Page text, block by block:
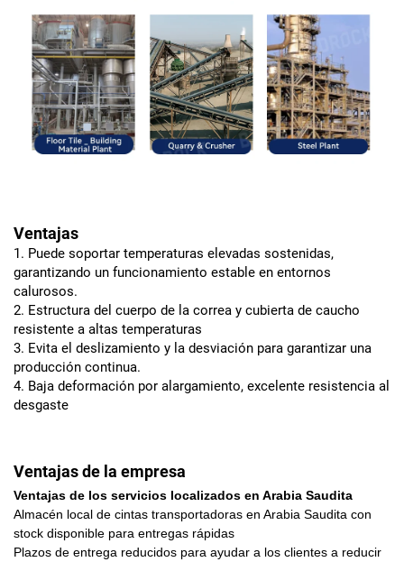
Ventajas
1. Puede soportar temperaturas elevadas sostenidas,
garantizando un funcionamiento estable en entornos
calurosos.
2. Estructura del cuerpo de la correa y cubierta de caucho
resistente a altas temperaturas
3. Evita el deslizamiento y la desviación para garantizar una
producción continua.
4. Baja deformación por alargamiento, excelente resistencia al
desgaste
Ventajas de la empresa
Ventajas de los servicios localizados en Arabia Saudita
Almacén local de cintas transportadoras en Arabia Saudita con
stock disponible para entregas rápidas
Plazos de entrega reducidos para ayudar a los clientes a reducir